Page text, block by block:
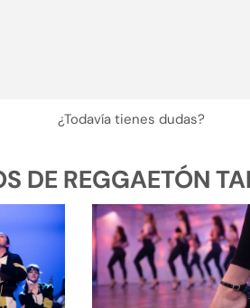
¿Todavía tienes dudas?
DE REGGAETÓN